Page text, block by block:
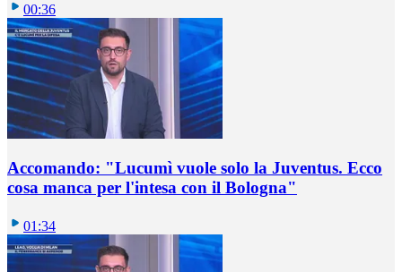
00:36
Accomando: "Lucumì vuole solo la Juventus. Ecco
cosa manca per l'intesa con il Bologna"
01:34